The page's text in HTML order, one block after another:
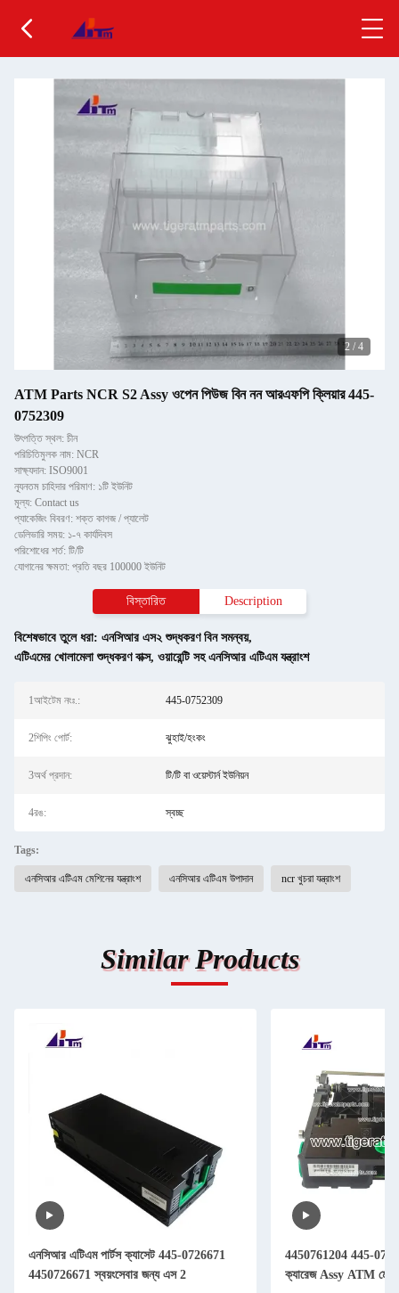
2 / 4
ATM Parts NCR S2 Assy ওপেন পিউজ বিন নন আরএফপি ক্লিয়ার 445-
0752309
উৎপত্তি স্থল: চীন
পরিচিতিমুলক নাম: NCR
সাক্ষ্যদান: ISO9001
ন্যূনতম চাহিদার পরিমাণ: ১টি ইউনিট
মূল্য: Contact us
প্যাকেজিং বিবরণ: শক্ত কাগজ / প্যালেট
ডেলিভারি সময়: ১-৭ কার্যদিবস
পরিশোধের শর্ত: টি/টি
যোগানের ক্ষমতা: প্রতি বছর 100000 ইউনিট
বিস্তারিত Description
বিশেষভাবে তুলে ধরা: এনসিআর এস২ শুদ্ধকরণ বিন সমন্বয়,
এটিএমের খোলামেলা শুদ্ধকরণ বাক্স, ওয়ারেন্টি সহ এনসিআর এটিএম যন্ত্রাংশ
1আইটেম নংঃ.: 445-0752309
2শিপিং পোর্ট: ঝুহাই/হংকং
3অর্থ প্রদান: টি/টি বা ওয়েস্টার্ন ইউনিয়ন
4রঙ: স্বচ্ছ
Tags:
এনসিআর এটিএম মেশিনের যন্ত্রাংশ এনসিআর এটিএম উপাদান ncr খুচরা যন্ত্রাংশ
Similar Products
এনসিআর এটিএম পার্টস ক্যাসেট 445-0726671
4450726671 স্বয়ংসেবার জন্য এস 2
4450761204 445-
ক্যারেজ Assy ATM